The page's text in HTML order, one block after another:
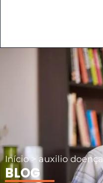
Início> auxilio doença
BLOG